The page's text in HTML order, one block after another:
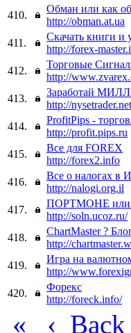
410.
Обман или как
http://obman.at.ua
411.
Скачать книги и
http://forex-
412.
Торговые
http://
413.
Заработай
http://
414.
ProfitPips -
http://profit.pips.ru
415.
Все для FOREX
http://forex2.info
416.
Все о налогах в
http://nalogi.org.il
417.
ПОРТМОНЕ или
http://soln.ucoz.ru/
418.
ChartMaster ?
http://
419.
Игра на
http://
420.
Форекс
http://foreck.info/
« ‹ Back